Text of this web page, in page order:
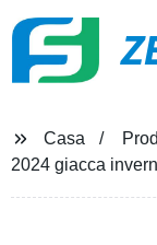
Casa
2024 giacca